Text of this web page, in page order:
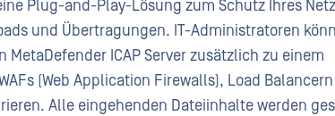
Plug-and-Play-Lösung zum Schutz Ihres
und Übertragungen. IT-Administratoren
ICAP Server zusätzlich zu einem
(Web Application Firewalls), Load
Alle eingehenden Dateiinhalte werden